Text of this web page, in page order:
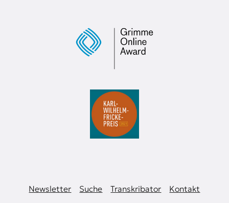
Newsletter Suche Transkribator
Kontakt